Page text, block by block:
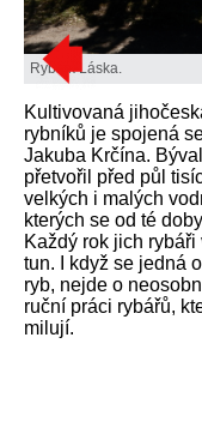
Rybník Láska.
Kultivovaná
rybníků je spojená
Jakuba Krčína.
přetvořil před půl
velkých i malých
kterých se od té
Každý rok jich
tun. I když se jedná
ryb, nejde o
ruční práci rybářů,
milují.